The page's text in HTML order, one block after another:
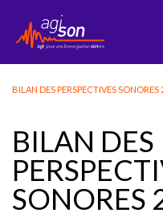
BILAN DES PERSPECTIVES SONORES
BILAN DES
SONORES